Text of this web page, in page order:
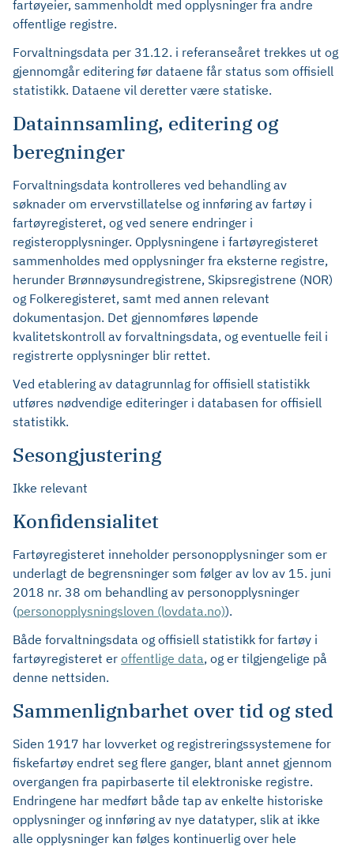
fartøyeier, sammenholdt med opplysninger fra andre
offentlige registre.
Forvaltningsdata per 31.12. i referanseåret trekkes ut og
gjennomgår editering før dataene får status som offisiell
statistikk. Dataene vil deretter være statiske.
Datainnsamling, editering og
beregninger
Forvaltningsdata kontrolleres ved behandling av
søknader om ervervstillatelse og innføring av fartøy i
fartøyregisteret, og ved senere endringer i
registeropplysninger. Opplysningene i fartøyregisteret
sammenholdes med opplysninger fra eksterne registre,
herunder Brønnøysundregistrene, Skipsregistrene (NOR)
og Folkeregisteret, samt med annen relevant
dokumentasjon. Det gjennomføres løpende
kvalitetskontroll av forvaltningsdata, og eventuelle feil i
registrerte opplysninger blir rettet.
Ved etablering av datagrunnlag for offisiell statistikk
utføres nødvendige editeringer i databasen for offisiell
statistikk.
Sesongjustering
Ikke relevant
Konfidensialitet
Fartøyregisteret inneholder personopplysninger som er
underlagt de begrensninger som følger av lov av 15. juni
2018 nr. 38 om behandling av personopplysninger
(personopplysningsloven (lovdata.no)).
Både forvaltningsdata og offisiell statistikk for fartøy i
fartøyregisteret er offentlige data, og er tilgjengelige på
denne nettsiden.
Sammenlignbarhet over tid og sted
Siden 1917 har lovverket og registreringssystemene for
fiskefartøy endret seg flere ganger, blant annet gjennom
overgangen fra papirbaserte til elektroniske registre.
Endringene har medført både tap av enkelte historiske
opplysninger og innføring av nye datatyper, slik at ikke
alle opplysninger kan følges kontinuerlig over hele